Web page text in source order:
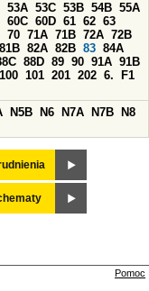
53A 53C 53B 54B 55A
60C 60D 61 62 63
70 71A 71B 72A 72B
81B 82A 82B 83 84A
88D 89 90 91A 91B
100 101 201 202 6.
F1
N5B N6 N7A N7B
N8
Pomoc